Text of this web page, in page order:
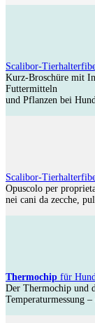
Scalibor-
Kurz-Broschüre mit
Futtermitteln
und Pflanzen bei
Scalibor-
Opuscolo per
nei cani da zecche,
Thermochip für
Der Thermochip und
Temperaturmessung